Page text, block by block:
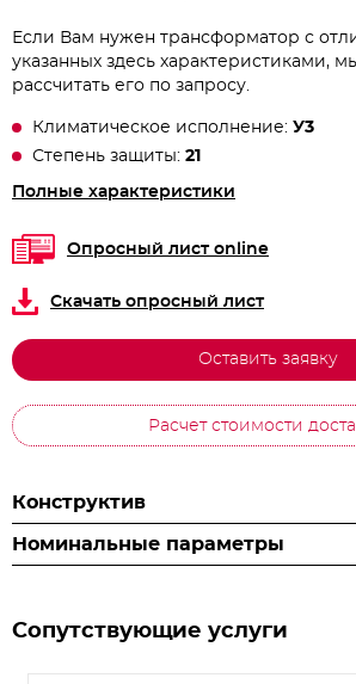
Если Вам нужен трансформатор с
указанных здесь характеристиками,
рассчитать его по запросу.
Климатическое исполнение: У3
Степень защиты: 21
Полные характеристики
Опросный лист online
Скачать опросный лист
Оставить заявку
Расчет стоимости
Конструктив
Номинальные параметры
Сопутствующие услуги